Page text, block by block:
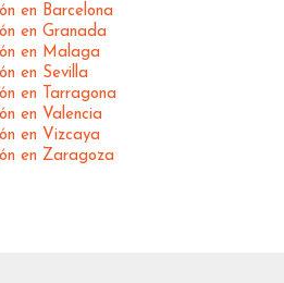
en Barcelona
en Granada
en Malaga
en Sevilla
en Tarragona
en Valencia
en Vizcaya
en Zaragoza